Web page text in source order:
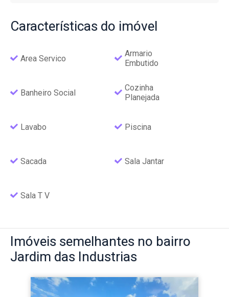
Características do imóvel
Area Servico
Armario
Embutido
Banheiro Social
Cozinha
Planejada
Lavabo Piscina
Sacada Sala Jantar
Sala T V
Imóveis semelhantes no bairro
Jardim das Industrias